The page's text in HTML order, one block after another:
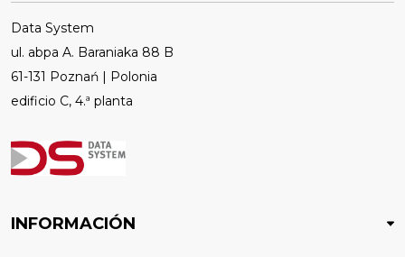
Data System
ul. abpa A. Baraniaka 88 B
61-131 Poznań | Polonia
edificio C, 4.ª planta
INFORMACIÓN